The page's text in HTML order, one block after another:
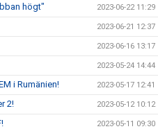
högt" 2023-06-22 11:29
2023-06-21 12:37
2023-06-16 13:17
2023-05-24 14:44
i Rumänien! 2023-05-17 12:41
2! 2023-05-12 10:12
2023-05-11 09:30